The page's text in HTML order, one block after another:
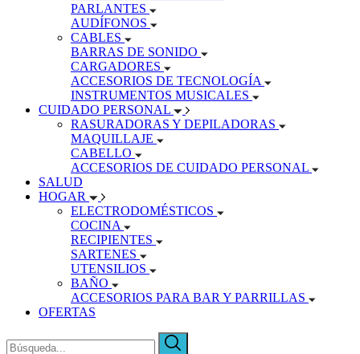
PARLANTES
AUDÍFONOS
CABLES
BARRAS DE SONIDO
CARGADORES
ACCESORIOS DE TECNOLOGÍA
INSTRUMENTOS MUSICALES
CUIDADO PERSONAL
RASURADORAS Y DEPILADORAS
MAQUILLAJE
CABELLO
ACCESORIOS DE CUIDADO PERSONAL
SALUD
HOGAR
ELECTRODOMÉSTICOS
COCINA
RECIPIENTES
SARTENES
UTENSILIOS
BAÑO
ACCESORIOS PARA BAR Y PARRILLAS
OFERTAS